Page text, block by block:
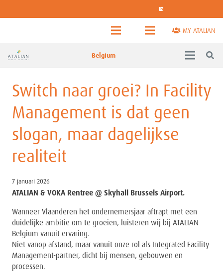
MY ATALIAN
Belgium
Switch naar groei? In Facility
Management is dat geen
slogan, maar dagelijkse
realiteit
7 januari 2026
ATALIAN & VOKA Rentree @ Skyhall Brussels Airport.
Wanneer Vlaanderen het ondernemersjaar aftrapt met een
duidelijke ambitie om te groeien, luisteren wij bij ATALIAN
Belgium vanuit ervaring.
Niet vanop afstand, maar vanuit onze rol als Integrated Facility
Management-partner, dicht bij mensen, gebouwen en
processen.